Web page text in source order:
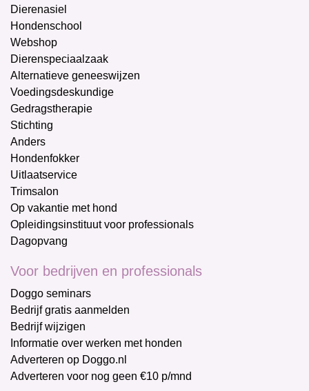
Dierenasiel
Hondenschool
Webshop
Dierenspeciaalzaak
Alternatieve geneeswijzen
Voedingsdeskundige
Gedragstherapie
Stichting
Anders
Hondenfokker
Uitlaatservice
Trimsalon
Op vakantie met hond
Opleidingsinstituut voor professionals
Dagopvang
Voor bedrijven en professionals
Doggo seminars
Bedrijf gratis aanmelden
Bedrijf wijzigen
Informatie over werken met honden
Adverteren op Doggo.nl
Adverteren voor nog geen €10 p/mnd